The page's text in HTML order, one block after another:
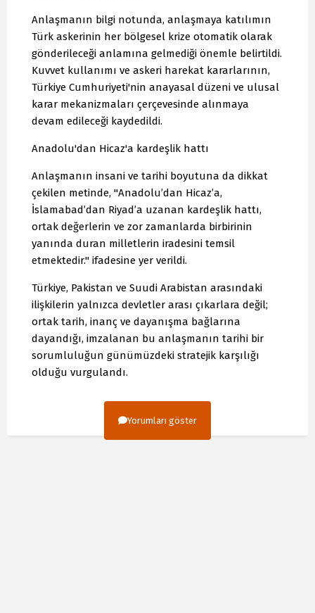
Anlaşmanın bilgi notunda, anlaşmaya katılımın
Türk askerinin her bölgesel krize otomatik olarak
gönderileceği anlamına gelmediği önemle belirtildi.
Kuvvet kullanımı ve askeri harekat kararlarının,
Türkiye Cumhuriyeti'nin anayasal düzeni ve ulusal
karar mekanizmaları çerçevesinde alınmaya
devam edileceği kaydedildi.
Anadolu'dan Hicaz'a kardeşlik hattı
Anlaşmanın insani ve tarihi boyutuna da dikkat
çekilen metinde, "Anadolu’dan Hicaz’a,
İslamabad’dan Riyad’a uzanan kardeşlik hattı,
ortak değerlerin ve zor zamanlarda birbirinin
yanında duran milletlerin iradesini temsil
etmektedir." ifadesine yer verildi.
Türkiye, Pakistan ve Suudi Arabistan arasındaki
ilişkilerin yalnızca devletler arası çıkarlara değil;
ortak tarih, inanç ve dayanışma bağlarına
dayandığı, imzalanan bu anlaşmanın tarihi bir
sorumluluğun günümüzdeki stratejik karşılığı
olduğu vurgulandı.
Yorumları göster